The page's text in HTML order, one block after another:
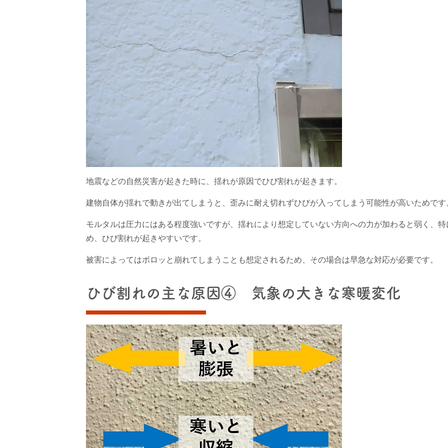
地震などの自然災害が起きた時に、 揺れが原因でひび割れが起きます。
建物自体が揺れで動きが出てしまうと、歪みに耐え切れずひびが入ってしまう可能性が高いためです
モルタルは圧力にはある程度強いですが、揺れにより想定していない方向への力が加わると弱く、
め、ひび割れが起きやすいです。
被害によってはボロッと崩れてしまうことも想定されるため、その場合は早急な対応が必要です。
ひび割れの主な原因④ 気象の大きな寒暖変化